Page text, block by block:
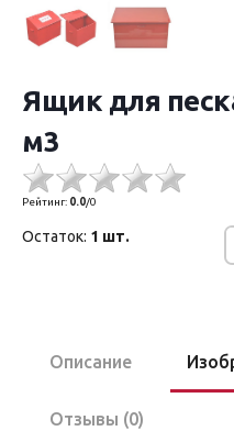
Ящик для
м3
Рейтинг: 0.0/0
Остаток: 1 шт.
Описание
Отзывы (0)